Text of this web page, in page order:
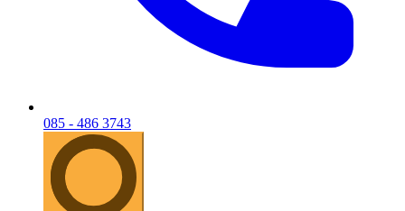
085 - 486 3743